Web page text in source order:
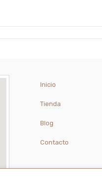
Inicio
Tienda
Blog
Contacto